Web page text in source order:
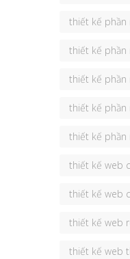
thiết kế phần
thiết kế phần
thiết kế phần
thiết kế phần
thiết kế phần
thiết kế web
thiết kế web
thiết kế web
thiết kế web